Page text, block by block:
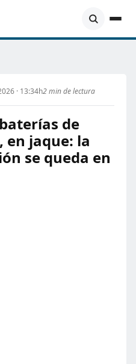
· 13:34h2 min de lectura
de
en jaque: la
se queda en